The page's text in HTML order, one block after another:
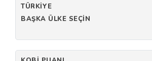
TÜRKIYE
BAŞKA ÜLKE SEÇIN